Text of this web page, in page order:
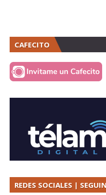
CAFECITO
REDES SOCIALES |